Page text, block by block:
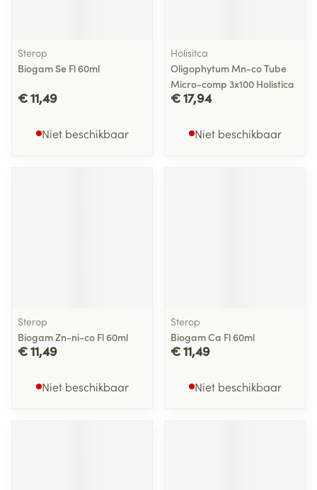
Sterop
Biogam Se Fl 60ml
€ 11,49
Niet beschikbaar
Holisitca
Oligophytum Mn-co Tube
Micro-comp 3x100 Holistica
€ 17,94
Niet beschikbaar
Sterop
Biogam Zn-ni-co Fl 60ml
€ 11,49
Niet beschikbaar
Sterop
Biogam Ca Fl 60ml
€ 11,49
Niet beschikbaar